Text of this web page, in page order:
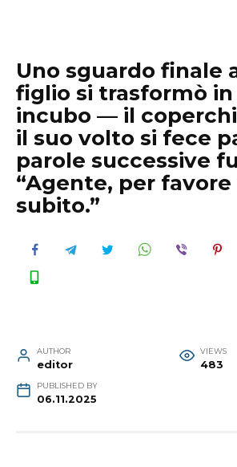
Uno sguardo finale
figlio si trasformò in
incubo — il
il suo volto si fece
parole successive
“Agente, per
subito.”
AUTHOR
editor
VIEWS
483
PUBLISHED BY
06.11.2025